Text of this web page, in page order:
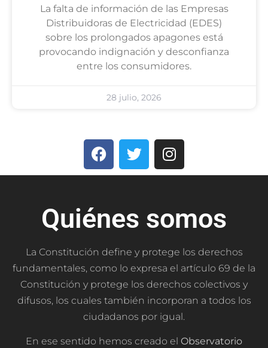
La falta de información de las Empresas
Distribuidoras de Electricidad (EDES)
sobre los prolongados apagones está
provocando indignación y desconfianza
entre los consumidores.
28 julio, 2026
Quiénes somos
La Constitución define y protege los derechos
fundamentales, como lo expresa el artículo 69 de la
Constitución y protege los derechos colectivos y
difusos, los cuales también incorporan a todos los
ciudadanos por igual.
En ese sentido hemos creado el Observatorio